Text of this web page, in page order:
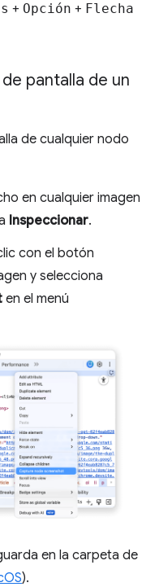
+ Opción + Flecha
pantalla de un
de cualquier nodo
en cualquier imagen
Inspeccionar.
con el botón
y selecciona
en el menú
en la carpeta de
).